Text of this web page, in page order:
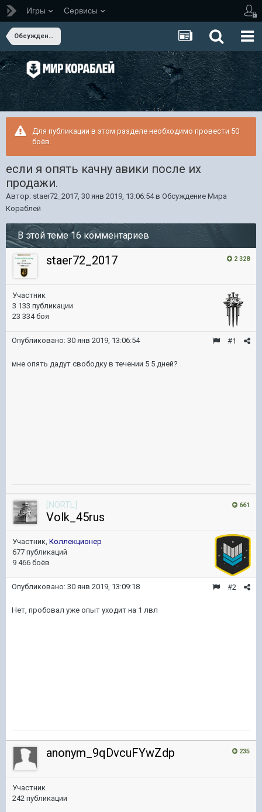
Игры Сервисы
Обсуждение Мира Кораблей
Для публикации в этом разделе необходимо провести 50
боёв.
если я опять качну авики после их
продажи.
Автор: staer72_2017, 30 янв 2019, 13:06:54в Обсуждение Мира
Кораблей
В этой теме 16 комментариев
2 328
staer72_2017
Участник
3 133 публикации
23 334 боя
#1
Опубликовано: 30 янв 2019, 13:06:54
мне опять дадут свободку в течении 5 5 дней?
661
[NORTL]
Volk_45rus
Участник, Коллекционер
677 публикаций
9 466 боёв
#2
Опубликовано: 30 янв 2019, 13:09:18
Нет, пробовал уже опыт уходит на 1 лвл
235
anonym_9qDvcuFYwZdp
Участник
242 публикации